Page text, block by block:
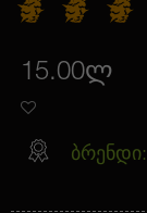
15.00ლ
ბრენდი: